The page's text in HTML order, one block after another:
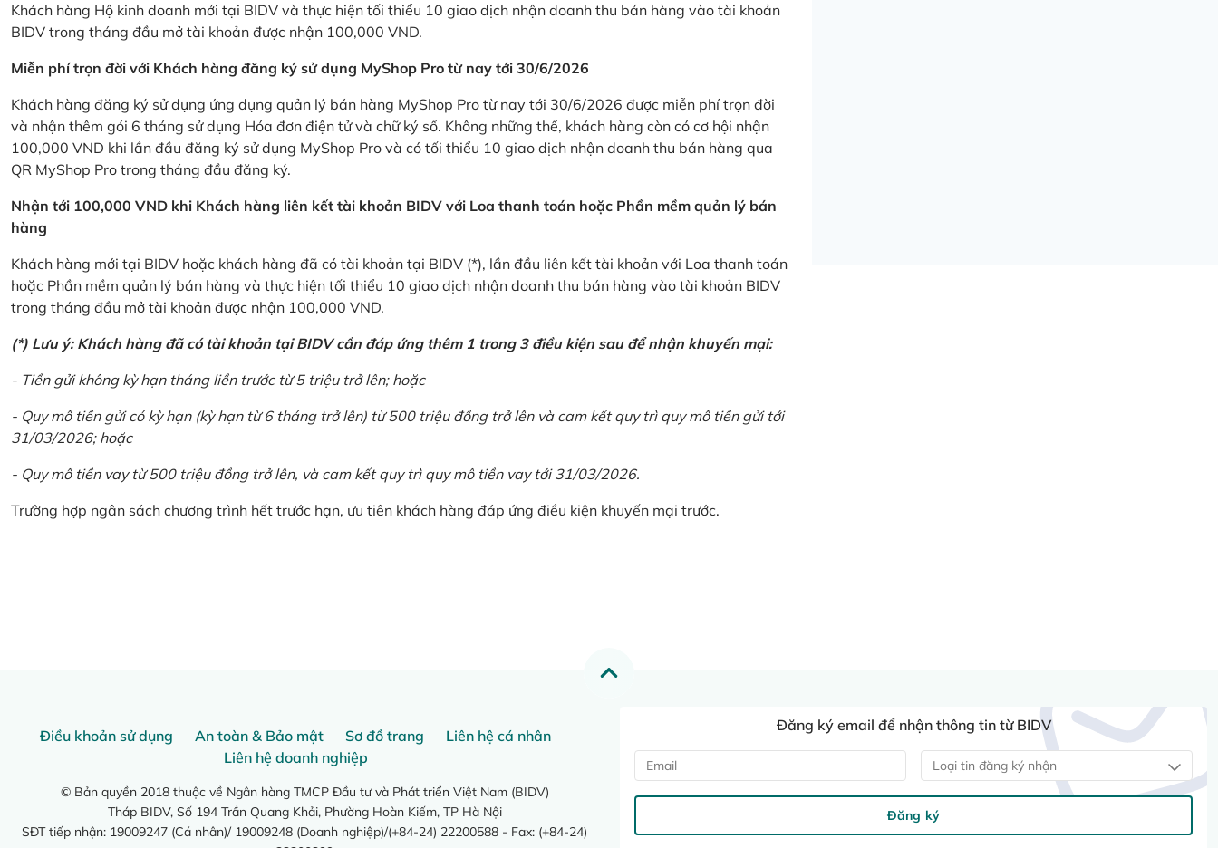
Khách hàng Hộ kinh doanh mới tại BIDV và thực hiện tối thiểu 10 giao dịch nhận doanh thu bán hàng vào tài khoản
BIDV trong tháng đầu mở tài khoản được nhận 100,000 VND.
Miễn phí trọn đời với Khách hàng đăng ký sử dụng MyShop Pro từ nay tới 30/6/2026
Khách hàng đăng ký sử dụng ứng dụng quản lý bán hàng MyShop Pro từ nay tới 30/6/2026 được miễn phí trọn đời
và nhận thêm gói 6 tháng sử dụng Hóa đơn điện tử và chữ ký số. Không những thế, khách hàng còn có cơ hội nhận
100,000 VND khi lần đầu đăng ký sử dụng MyShop Pro và có tối thiểu 10 giao dịch nhận doanh thu bán hàng qua
QR MyShop Pro trong tháng đầu đăng ký.
Nhận tới 100,000 VND khi Khách hàng liên kết tài khoản BIDV với Loa thanh toán hoặc Phần mềm quản lý bán
hàng
Khách hàng mới tại BIDV hoặc khách hàng đã có tài khoản tại BIDV (*), lần đầu liên kết tài khoản với Loa thanh toán
hoặc Phần mềm quản lý bán hàng và thực hiện tối thiểu 10 giao dịch nhận doanh thu bán hàng vào tài khoản BIDV
trong tháng đầu mở tài khoản được nhận 100,000 VND.
(*) Lưu ý: Khách hàng đã có tài khoản tại BIDV cần đáp ứng thêm 1 trong 3 điều kiện sau để nhận khuyến mại:
- Tiền gửi không kỳ hạn tháng liền trước từ 5 triệu trở lên; hoặc
- Quy mô tiền gửi có kỳ hạn (kỳ hạn từ 6 tháng trở lên) từ 500 triệu đồng trở lên và cam kết quy trì quy mô tiền gửi tới
31/03/2026; hoặc
- Quy mô tiền vay từ 500 triệu đồng trở lên, và cam kết quy trì quy mô tiền vay tới 31/03/2026.
Trường hợp ngân sách chương trình hết trước hạn, ưu tiên khách hàng đáp ứng điều kiện khuyến mại trước.
Điều khoản sử dụng An toàn & Bảo mật Sơ đồ trang
Liên hệ cá nhân
Liên hệ doanh nghiệp
© Bản quyền 2018 thuộc về Ngân hàng TMCP Đầu tư và Phát triển Việt Nam (BIDV)
Tháp BIDV, Số 194 Trần Quang Khải, Phường Hoàn Kiếm, TP Hà Nội
SĐT tiếp nhận: 19009247 (Cá nhân)/ 19009248 (Doanh nghiệp)/(+84-24) 22200588 - Fax: (+84-24)
Đăng ký email để nhận thông tin từ BIDV
Loại tin đăng ký nhận
Đăng ký